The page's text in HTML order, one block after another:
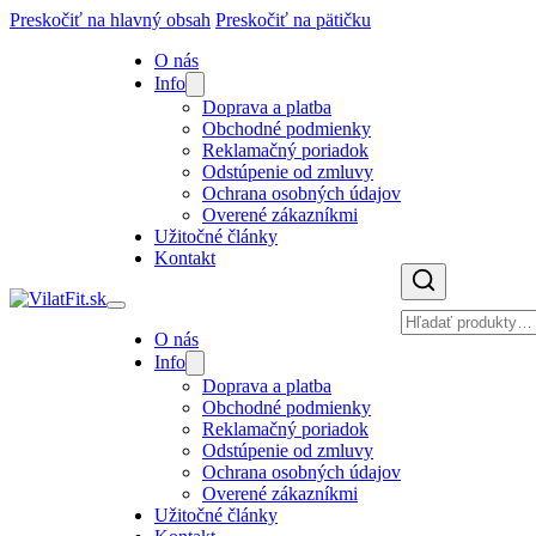
Preskočiť na hlavný obsah Preskočiť na pätičku
O nás
Info
Doprava a platba
Obchodné podmienky
Reklamačný poriadok
Odstúpenie od zmluvy
Ochrana osobných údajov
Overené zákazníkmi
Užitočné články
Kontakt
O nás
Info
Doprava a platba
Obchodné podmienky
Reklamačný poriadok
Odstúpenie od zmluvy
Ochrana osobných údajov
Overené zákazníkmi
Užitočné články